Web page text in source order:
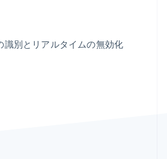
識別とリアルタイムの無効化